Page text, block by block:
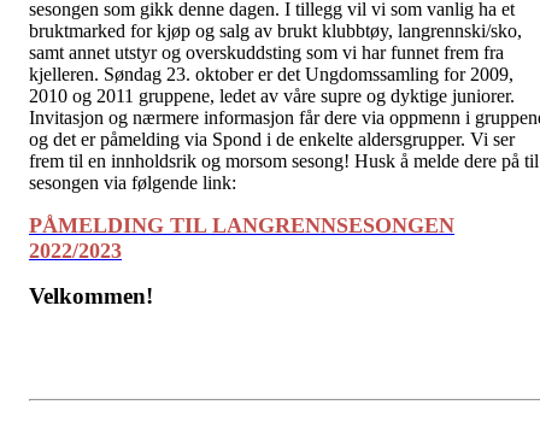
sesongen som gikk denne dagen. I tillegg vil vi som vanlig ha et
bruktmarked for kjøp og salg av brukt klubbtøy, langrennski/sko,
samt annet utstyr og overskuddsting som vi har funnet frem fra
kjelleren. Søndag 23. oktober er det Ungdomssamling for 2009,
2010 og 2011 gruppene, ledet av våre supre og dyktige juniorer.
Invitasjon og nærmere informasjon får dere via oppmenn i
og det er påmelding via Spond i de enkelte aldersgrupper. Vi ser
frem til en innholdsrik og morsom sesong! Husk å melde dere på til
sesongen via følgende link:
PÅMELDING TIL LANGRENNSESONGEN
2022/2023
Velkommen!